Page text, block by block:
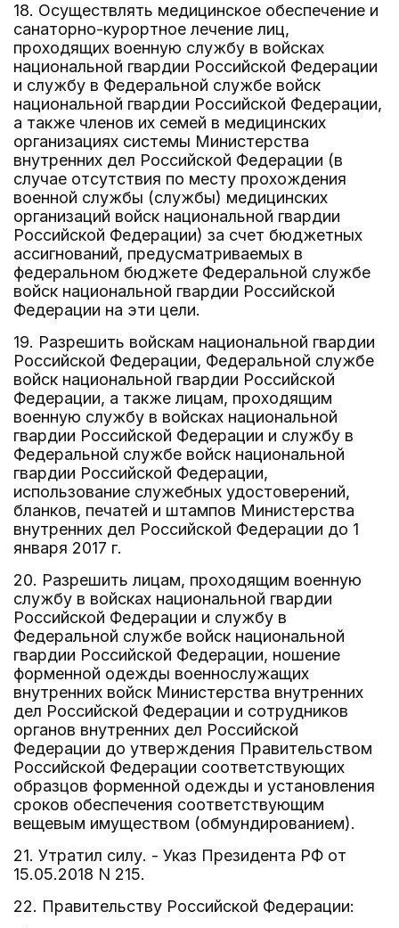
18. Осуществлять медицинское обеспечение и
санаторно-курортное лечение лиц,
проходящих военную службу в войсках
национальной гвардии Российской Федерации
и службу в Федеральной службе войск
национальной гвардии Российской Федерации,
а также членов их семей в медицинских
организациях системы Министерства
внутренних дел Российской Федерации (в
случае отсутствия по месту прохождения
военной службы (службы) медицинских
организаций войск национальной гвардии
Российской Федерации) за счет бюджетных
ассигнований, предусматриваемых в
федеральном бюджете Федеральной службе
войск национальной гвардии Российской
Федерации на эти цели.
19. Разрешить войскам национальной гвардии
Российской Федерации, Федеральной службе
войск национальной гвардии Российской
Федерации, а также лицам, проходящим
военную службу в войсках национальной
гвардии Российской Федерации и службу в
Федеральной службе войск национальной
гвардии Российской Федерации,
использование служебных удостоверений,
бланков, печатей и штампов Министерства
внутренних дел Российской Федерации до 1
января 2017 г.
20. Разрешить лицам, проходящим военную
службу в войсках национальной гвардии
Российской Федерации и службу в
Федеральной службе войск национальной
гвардии Российской Федерации, ношение
форменной одежды военнослужащих
внутренних войск Министерства внутренних
дел Российской Федерации и сотрудников
органов внутренних дел Российской
Федерации до утверждения Правительством
Российской Федерации соответствующих
образцов форменной одежды и установления
сроков обеспечения соответствующим
вещевым имуществом (обмундированием).
21. Утратил силу. - Указ Президента РФ от
15.05.2018 N 215.
22. Правительству Российской Федерации: